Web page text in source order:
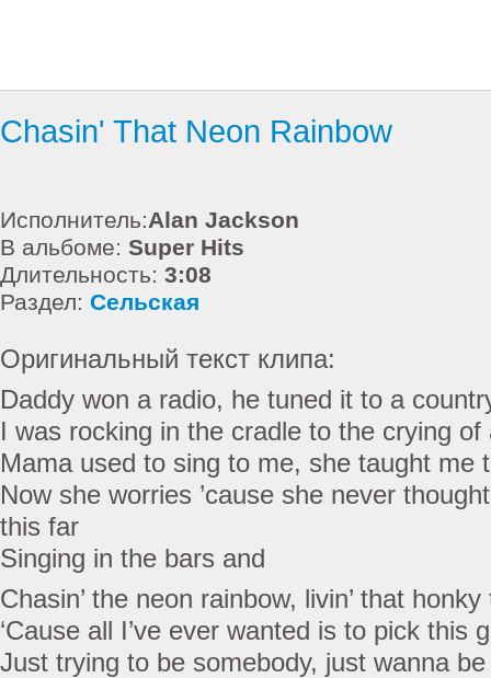
Chasin' That Neon Rainbow
Исполнитель:Alan Jackson
В альбоме: Super Hits
Длительность: 3:08
Раздел: Сельская
Оригинальный текст клипа:
Daddy won a radio, he tuned it to a
I was rocking in the cradle to the crying of
Mama used to sing to me, she taught me
Now she worries ’cause she never
this far
Singing in the bars and
Chasin’ the neon rainbow, livin’ that
‘Cause all I’ve ever wanted is to pick this
Just trying to be somebody, just wanna